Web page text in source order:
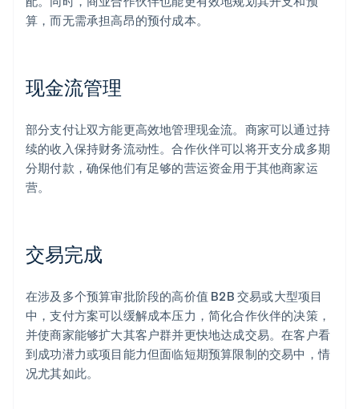
算，而无需承担高昂的预付成本。
现金流管理
部分支付让双方能更高效地管理现金流。商家可以通过持
续的收入保持财务流动性。合作伙伴可以将开支分成多期
分期付款，确保他们有足够的营运资金用于其他商家运
营。
交易完成
在涉及多个预算审批阶段的高价值 B2B 交易或大型项目
中，支付方案可以缓解成本压力，简化合作伙伴的决策，
并使商家能够扩大其客户群并更快地达成交易。在客户看
到成功潜力或项目能力但面临短期预算限制的交易中，情
况尤其如此。